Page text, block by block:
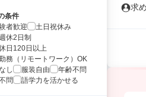
条件
者歓迎
土日祝休み
休2日制
日120日以上
務（リモートワーク）OK
し
服装自由
年齢不問
問
語学力を活かせる
求